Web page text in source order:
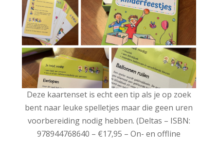
Deze kaartenset is echt een tip als je op zoek
bent naar leuke spelletjes maar die geen uren
voorbereiding nodig hebben. (Deltas – ISBN:
978944768640 – €17,95 – On- en offline